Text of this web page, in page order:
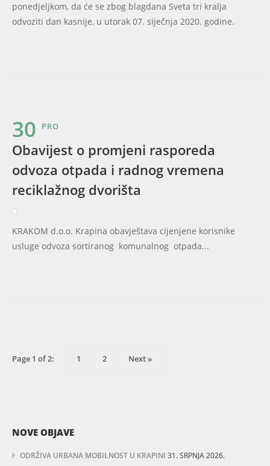
ponedjeljkom, da će se zbog blagdana Sveta tri kralja
odvoziti dan kasnije, u utorak 07. siječnja 2020. godine.
30 PRO
Obavijest o promjeni rasporeda
odvoza otpada i radnog vremena
reciklažnog dvorišta
KRAKOM d.o.o. Krapina obavještava cijenjene korisnike
usluge odvoza sortiranog komunalnog otpada...
Page 1 of 2: 1 2 Next »
NOVE OBJAVE
ODRŽIVA URBANA MOBILNOST U KRAPINI 31. SRPNJA 2026.